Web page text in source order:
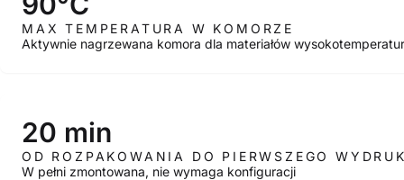
MAX TEMPERATURA W KOMORZE
Aktywnie nagrzewana komora dla materiałów
20 min
OD ROZPAKOWANIA DO PIERWSZEGO
W pełni zmontowana, nie wymaga konfiguracji